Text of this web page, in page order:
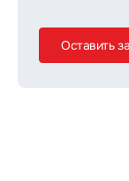
Оставить